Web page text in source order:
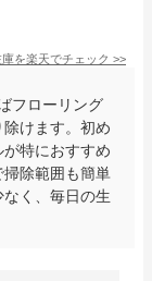
を楽天でチェック >>
フローリング
けます。初め
特におすすめ
除範囲も簡単
く、毎日の生